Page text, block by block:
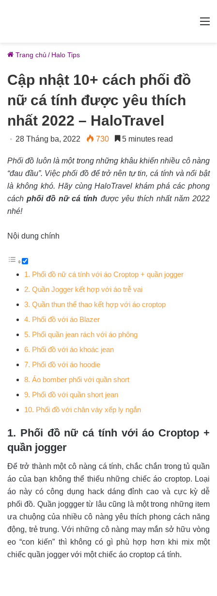
Trang chủ / Halo Tips
Cập nhật 10+ cách phối đồ
nữ cá tính được yêu thích
nhất 2022 – HaloTravel
28 Tháng ba, 2022 730 5 minutes read
Phối đồ luôn là một trong những khâu khiến nhiều cô nàng
“đau đầu”. Việc phối đồ để trở nên tự tin, cá tính và nổi bật
là không khó. Hãy cùng HaloTravel khám phá các phong
cáchphối đồ nữ cá tính được yêu thích nhất năm 2022
nhé!
Nội dung chính
1. Phối đồ nữ cá tính với áo Croptop + quần jogger
2. Quần Jogger kết hợp với áo trễ vai
3. Quần thun thể thao kết hợp với áo croptop
4. Phối đồ với áo Blazer
5. Phối quần jean rách với áo phông
6. Phối đồ với áo khoác jean
7. Phối đồ với áo hoodie
8. Áo bomber phối với quần short
9. Phối đồ với quần short jean
10. Phối đồ với chân váy xếp ly ngắn
1. Phối đồ nữ cá tính với áo Croptop +
quần jogger
Để trở thành một cô nàng cá tính, chắc chắn trong tủ quần
áo của bạn không thể thiếu những chiếc áo croptop. Loại
áo này có công dụng hack dáng đỉnh cao và cực kỳ dễ
phối đồ. Quần joggger từ lâu cũng là một trong những item
ưa chuộng của nhiều cô nàng yêu thích phong cách năng
động, trẻ trung. Với những cô nàng may mắn sở hữu vòng
eo “con kiến” thì không có gì phù hợp hơn khi mix một
chiếc quần jogger với một chiếc áo croptop cá tính.